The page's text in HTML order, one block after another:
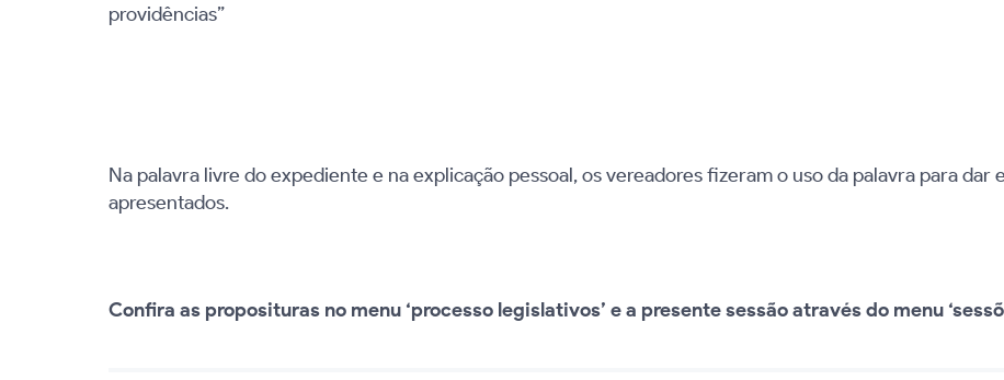
providências”
Na palavra livre do expediente e na explicação pessoal, os vereadores fizeram o uso da palavra para dar
apresentados.
Confira as proposituras no menu ‘processo legislativos’ e a presente sessão através do menu